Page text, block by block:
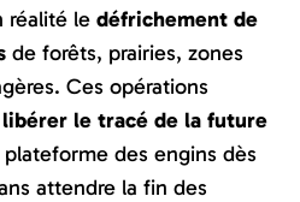
réalité le défrichement de
de forêts, prairies, zones
Ces opérations
libérer le tracé de la future
des engins dès
attendre la fin des